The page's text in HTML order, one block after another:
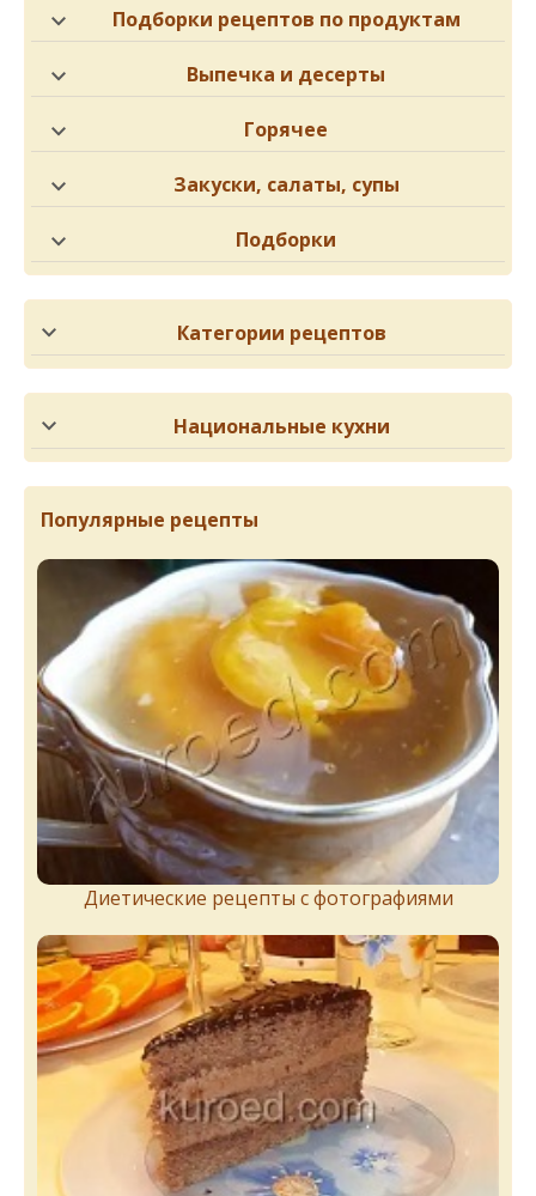
Подборки рецептов по продуктам
Выпечка и десерты
Горячее
Закуски, салаты, супы
Подборки
Категории рецептов
Национальные кухни
Популярные рецепты
Диетические рецепты с фотографиями